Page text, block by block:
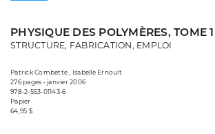
PHYSIQUE DES POLYMÈRES, TOME 1
STRUCTURE, FABRICATION, EMPLOI
Patrick Combette , Isabelle Ernoult
276 pages • janvier 2006
978-2-553-01143-6
Papier
64,95 $